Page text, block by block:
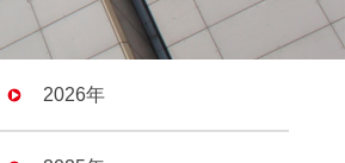
2026年